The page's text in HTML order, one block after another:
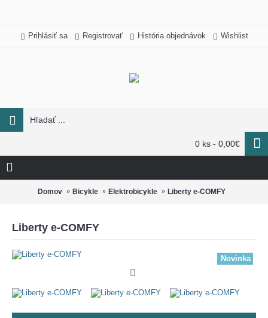
Prihlásiť sa Registrovať História objednávok Wishlist
0 ks - 0,00€
Domov Bicykle Elektrobicykle Liberty e-COMFY
Liberty e-COMFY
Novinka